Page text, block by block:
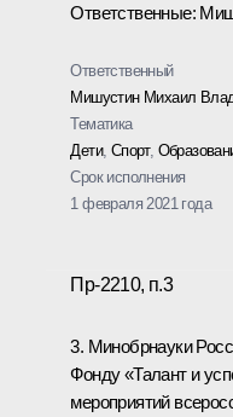
Ответственные:
Ответственный
Мишустин Михаил
Тематика
Дети, Спорт,
Срок исполнения
1 февраля 2021 года
Пр-2210, п.3
3. Минобрнауки
Фонду «Талант и
мероприятий